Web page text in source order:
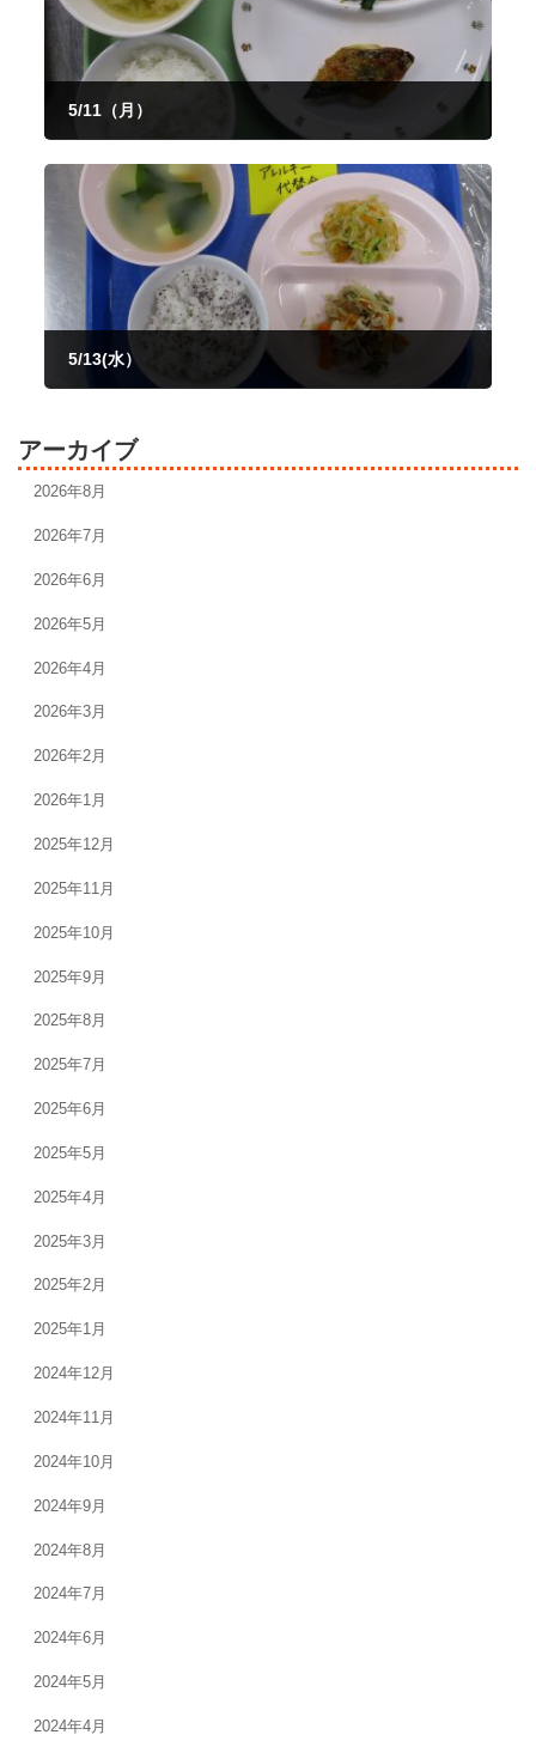
5/11（月）
5/13(水）
アーカイブ
2026年8月
2026年7月
2026年6月
2026年5月
2026年4月
2026年3月
2026年2月
2026年1月
2025年12月
2025年11月
2025年10月
2025年9月
2025年8月
2025年7月
2025年6月
2025年5月
2025年4月
2025年3月
2025年2月
2025年1月
2024年12月
2024年11月
2024年10月
2024年9月
2024年8月
2024年7月
2024年6月
2024年5月
2024年4月